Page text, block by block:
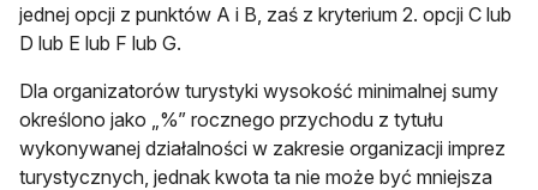
jednej opcji z punktów A i B, zaś z kryterium 2. opcji C lub
D lub E lub F lub G.
Dla organizatorów turystyki wysokość minimalnej sumy
określono jako „%” rocznego przychodu z tytułu
wykonywanej działalności w zakresie organizacji imprez
turystycznych, jednak kwota ta nie może być mniejsza